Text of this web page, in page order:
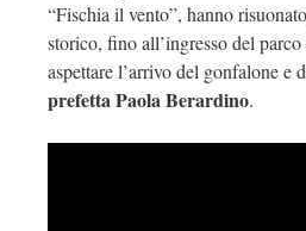
“Fischia il vento”, hanno
storico, fino all’ingresso del
aspettare l’arrivo del gonfalone e
prefetta Paola Berardino.